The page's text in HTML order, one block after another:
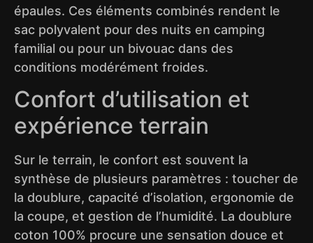
épaules. Ces éléments combinés rendent le
sac polyvalent pour des nuits en camping
familial ou pour un bivouac dans des
conditions modérément froides.
Confort d’utilisation et
expérience terrain
Sur le terrain, le confort est souvent la
synthèse de plusieurs paramètres : toucher de
la doublure, capacité d’isolation, ergonomie de
la coupe, et gestion de l’humidité. La doublure
coton 100% procure une sensation douce et